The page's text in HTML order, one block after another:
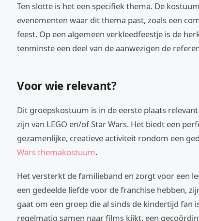
Ten slotte is het een specifiek thema. De
evenementen waar dit thema past, zoals een
feest. Op een algemeen verkleedfeestje is de
tenminste een deel van de aanwezigen de
Voor wie relevant?
Dit groepskostuum is in de eerste plaats
zijn van LEGO en/of Star Wars. Het biedt een
gezamenlijke, creatieve activiteit rondom een
Wars themakostuum.
Het versterkt de familieband en zorgt voor een
een gedeelde liefde voor de franchise hebben,
gaat om een groep die al sinds de kindertijd fan
regelmatig samen naar films kijkt, een